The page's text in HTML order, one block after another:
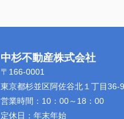
中杉不動産株式会社
〒166-0001
東京都杉並区阿佐谷北１丁目36-9
営業時間： 10：00～18：00
定休日： 年末年始